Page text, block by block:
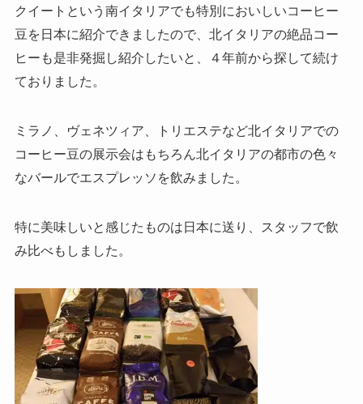
クイートという南イタリアでも特別においしいコーヒー
豆を日本に紹介できましたので、北イタリアの絶品コー
ヒーも是非発掘し紹介したいと、４年前から探して続け
ておりました。
ミラノ、ヴェネツィア、トリエステなど北イタリアでの
コーヒー豆の展示会はもちろん北イタリアの都市の色々
なバールでエスプレッソを飲みました。
特に美味しいと感じたものは日本に送り、スタッフで飲
み比べもしました。